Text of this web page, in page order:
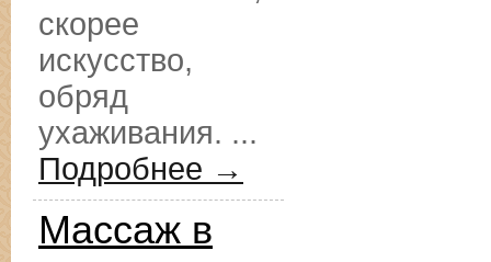
скорее
искусство,
обряд
ухаживания. ...
Подробнее →
Массаж в